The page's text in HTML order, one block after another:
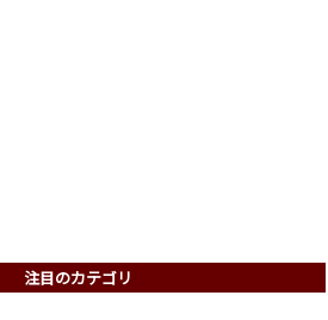
注目のカテゴリ